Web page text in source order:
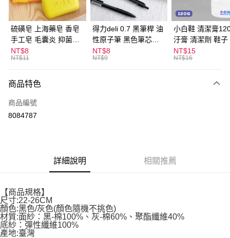
街口支付
悠遊付
ATM付款
全家取貨付款
每筆NT$60，滿NT$599(含以上)免運費
付款後全家取貨
每筆NT$60，滿NT$599(含以上)免運費
每筆NT$60，滿NT$599(含以上)免運費
宅配
每筆NT$120，滿NT$1,999(含以上)免運費
硫磺皂 上海藥皂 香皂
手工皂 毛囊炎 抑菌除
蟎 清潔護膚 去油去痘
寵物皮膚病 狗狗貓咪
NT$8
NT$11
得力deli 0.7 黑筆桿 油
性原子筆 黑色筆芯
S304
NT$8
NT$9
小白鞋 清潔膏
汙膏 清潔劑 鞋子
漬 白皮鞋 鞋油
NT$15
NT$16
商品特色
商品編號
8084787
詳細說明 相關推薦
【商品規格】
尺寸:22-26CM
顏色:黑色/灰色(顏色隨機不挑色)
材質:面紗：黑-棉100%、灰-棉60%、聚酯纖維40%
底紗：彈性纖維100%
產地:臺灣